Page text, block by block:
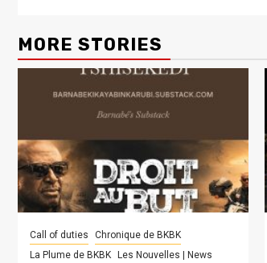
MORE STORIES
Call of duties
Chronique de BKBK
La Plume de BKBK Les Nouvelles | News